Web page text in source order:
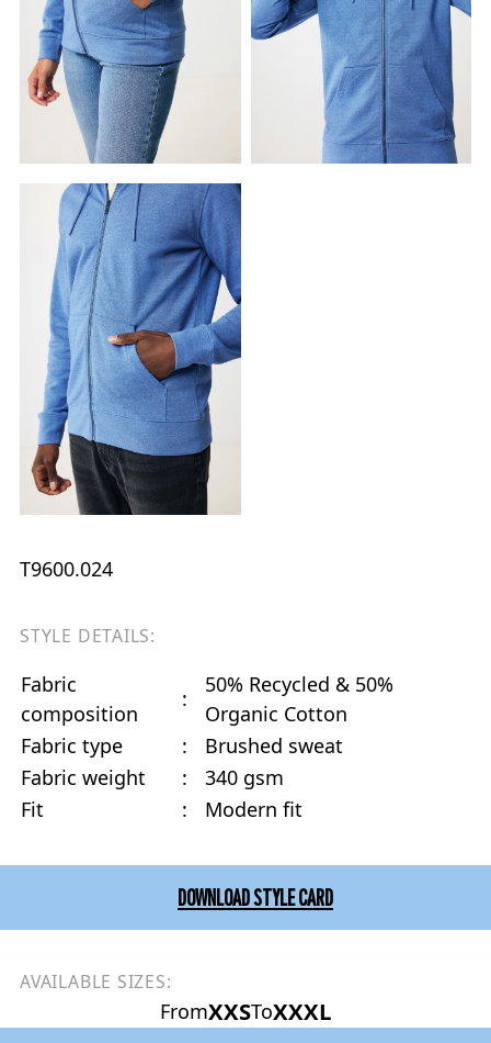
T9600.024
STYLE DETAILS:
Fabric
composition
:
50% Recycled & 50%
Organic Cotton
Fabric type
:
Brushed sweat
Fabric weight
:
340 gsm
Fit
: Modern fit
DOWNLOAD STYLE CARD
AVAILABLE SIZES:
FromXXSToXXXL